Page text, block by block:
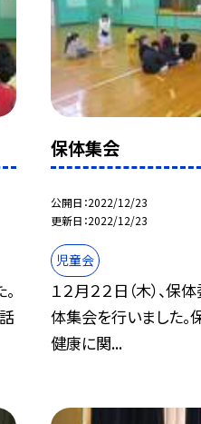
保体集会
公開日 2022/12/23
更新日 2022/12/23
児童会
１２月２２日（木）、
体集会を行いました
健康に関...